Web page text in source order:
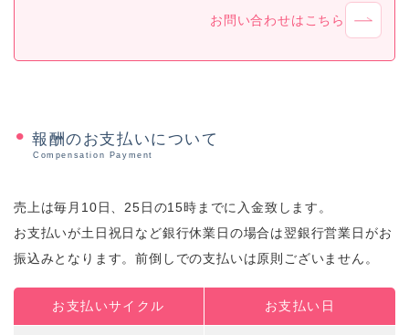
お問い合わせはこちら
報酬のお支払いについて
Compensation Payment
売上は毎月10日、25日の15時までに入金致します。
お支払いが土日祝日など銀行休業日の場合は翌銀行営業日がお
振込みとなります。前倒しでの支払いは原則ございません。
お支払いサイクル お支払い日